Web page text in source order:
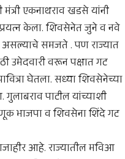
एकनाथराव खडसे यांनी
केला. शिवसेनेत जुने व नवे
असल्याचे समजते . पण राज्यात
उमेदवारी वरून पक्षात गट
घेतला. सध्या शिवसेनेच्या
पाटील यांच्याशी
भाजपा व शिवसेना शिंदे गट
आहे. राज्यातील मविआ